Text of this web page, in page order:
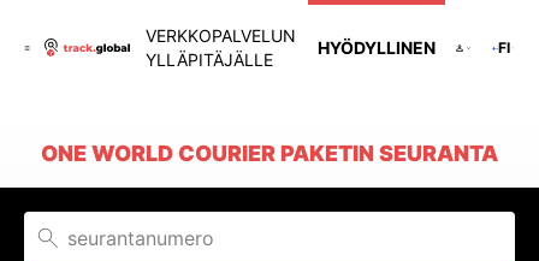
VERKKOPALVELUN
YLLÄPITÄJÄLLE
HYÖDYLLINEN FI
ONE WORLD COURIER PAKETIN SEURANTA